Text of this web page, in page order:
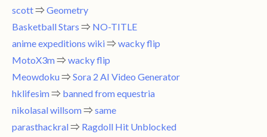
scott⇒ Geometry
Basketball Stars ⇒ NO-TITLE
anime expeditions wiki⇒ wacky flip
MotoX3m⇒ wacky flip
Meowdoku⇒ Sora 2 AI Video Generator
hklifesim⇒ banned from equestria
nikolasal willsom⇒ same
parasthackral⇒ Ragdoll Hit Unblocked